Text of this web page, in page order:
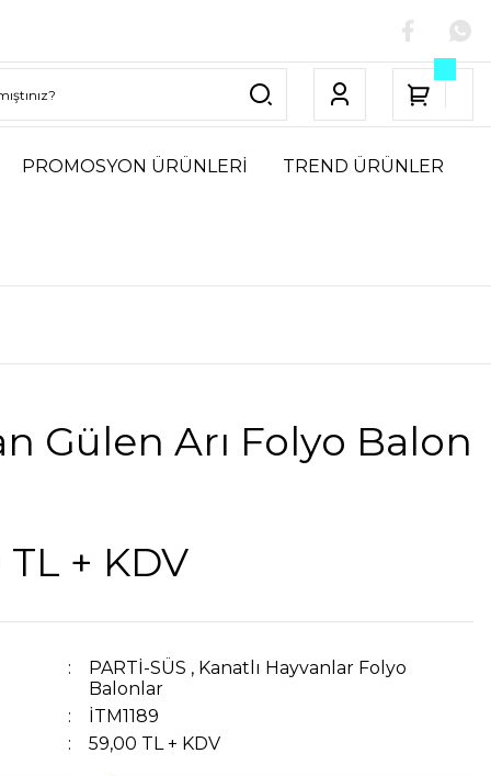
PROMOSYON ÜRÜNLERİ TREND ÜRÜNLER
Gülen Arı Folyo Balon
+ KDV
PARTİ-SÜS , Kanatlı Hayvanlar Folyo
Balonlar
İTM1189
59,00 TL + KDV